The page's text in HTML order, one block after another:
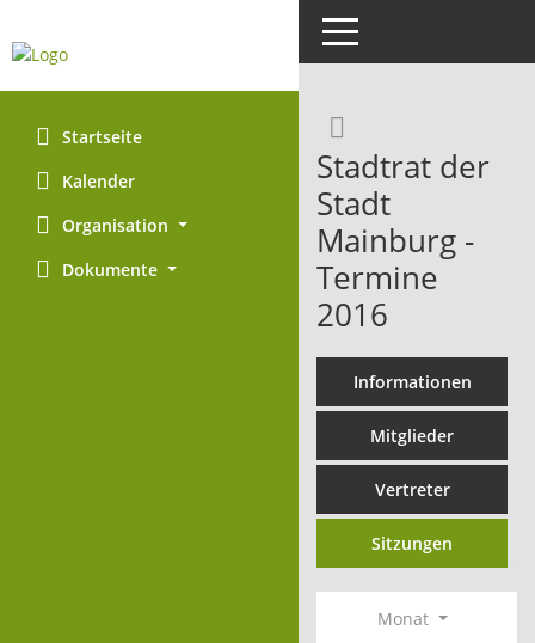
Startseite
Kalender
Organisation
Dokumente
Toggle navigation
Stadtrat der
Stadt
Mainburg -
Termine
2016
Informationen
Mitglieder
Vertreter
Sitzungen
Monat